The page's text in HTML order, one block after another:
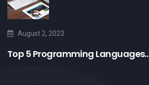
August 2, 2023
Top 5 Programming Languages..